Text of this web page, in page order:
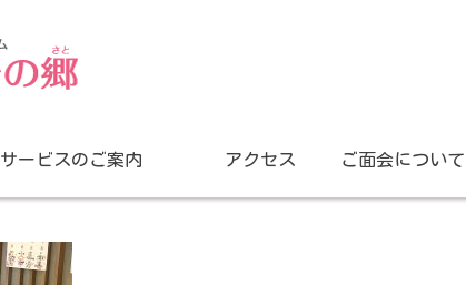
サービスのご案内 アクセス ご面会について